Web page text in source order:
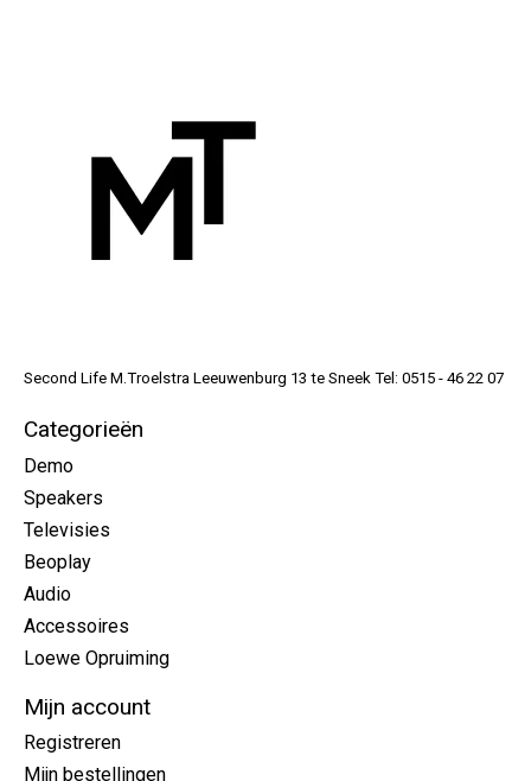
Second Life M.Troelstra Leeuwenburg 13 te Sneek Tel: 0515 - 46 22 07
Categorieën
Demo
Speakers
Televisies
Beoplay
Audio
Accessoires
Loewe Opruiming
Mijn account
Registreren
Mijn bestellingen